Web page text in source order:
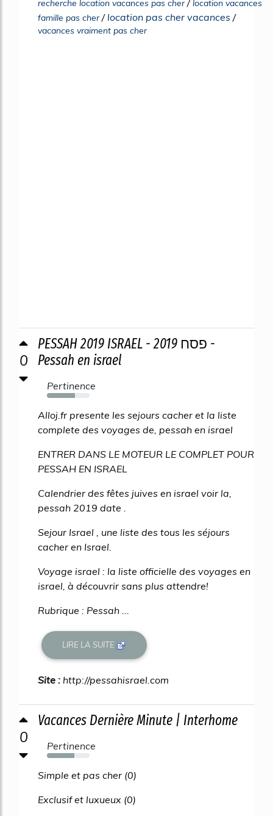
recherche location vacances pas cher
location vacances
famille pas cher/ location pas cher vacances /
vacances vraiment pas cher
0
PESSAH 2019 ISRAEL - 2019 פסח -
Pessah en israel
Pertinence
65%
Alloj.fr presente les sejours cacher et la liste
complete des voyages de, pessah en israel
ENTRER DANS LE MOTEUR LE COMPLET POUR
PESSAH EN ISRAEL
Calendrier des fêtes juives en israel voir la,
pessah 2019 date .
Sejour Israel , une liste des tous les séjours
cacher en Israel.
Voyage israel : la liste officielle des voyages en
israel, à découvrir sans plus attendre!
Rubrique : Pessah ...
LIRE LA SUITE
Site : http://pessahisrael.com
0
Vacances Dernière Minute | Interhome
Pertinence
64%
Simple et pas cher (0)
Exclusif et luxueux (0)